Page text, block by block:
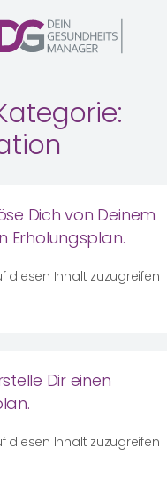
Dich von Deinem
Erholungsplan.
diesen Inhalt zuzugreifen
Dir einen
diesen Inhalt zuzugreifen